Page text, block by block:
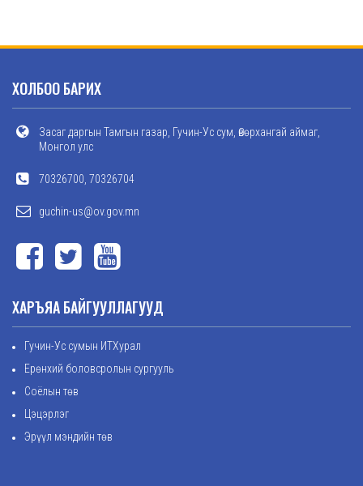
ХОЛБОО БАРИХ
Засаг даргын Тамгын газар, Гучин-Ус сум, Өвөрхангай аймаг,
Монгол улс
70326700, 70326704
guchin-us@ov.gov.mn
ХАРЪЯА БАЙГУУЛЛАГУУД
Гучин-Ус сумын ИТХурал
Ерөнхий боловсролын сургууль
Соёлын төв
Цэцэрлэг
Эрүүл мэндийн төв